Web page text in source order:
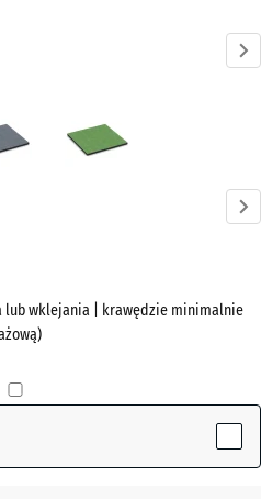
lub wklejania | krawędzie minimalnie